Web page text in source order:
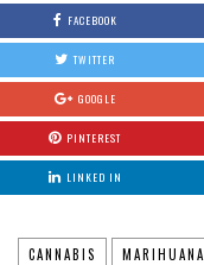
FACEBOOK
TWITTER
GOOGLE
PINTEREST
LINKED IN
CANNABIS MARIHUANA